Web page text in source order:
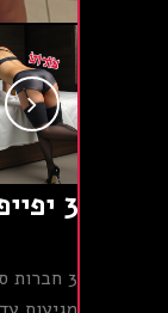
3 יפייפיות מפנקות !
3 חברות סקסיות, חושניות ומקסימות